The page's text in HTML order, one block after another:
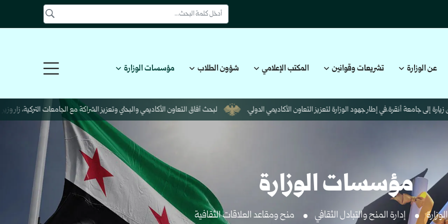
عن الوزارة تشريعات وقوانين المكتب الإعلامي شؤون الطلاب مؤسسات الوزارة
إلى جامعة أنقرة.في إطار جهود الوزارة لتعزيز التعاون الأكاديمي الدولي. لبحث آفاق التعاون الأكاديمي والبحثي وتعزيز الشراكة مع الجامعات التركية، زار وزير
مؤسسات الوزارة
إدارة المنح والتبادل الثقافي منح ومقاعد العلاقات الثقافية